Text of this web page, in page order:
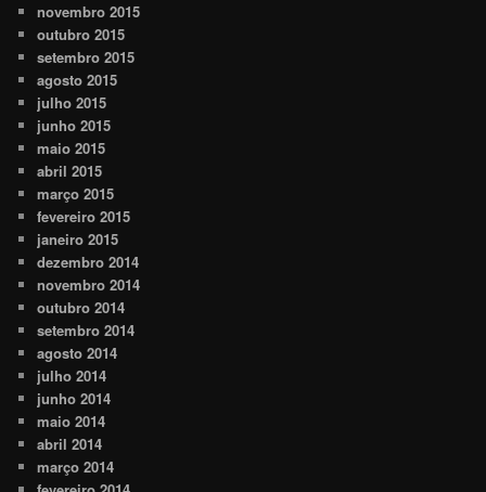
novembro 2015
outubro 2015
setembro 2015
agosto 2015
julho 2015
junho 2015
maio 2015
abril 2015
março 2015
fevereiro 2015
janeiro 2015
dezembro 2014
novembro 2014
outubro 2014
setembro 2014
agosto 2014
julho 2014
junho 2014
maio 2014
abril 2014
março 2014